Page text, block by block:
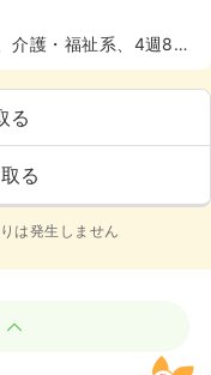
介護・福祉系、4週8休
る
る
は発生しません